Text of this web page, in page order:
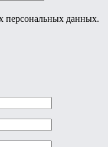
персональных данных.